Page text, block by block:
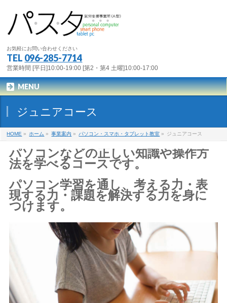
お気軽にお問い合わせください
TEL 096-285-7714
営業時間 [平日]10:00-19:00 [第2・第4 土曜]10:00-17:00
MENU
ジュニアコース
HOME » ホーム » 事業案内 » パソコン・スマホ・タブレット教室 » ジュニアコース
パソコンなどの正しい知識や操作方
法を学べるコースです。
パソコン学習を通し、考える力・表
現する力・課題を解決する力を身に
つけます。